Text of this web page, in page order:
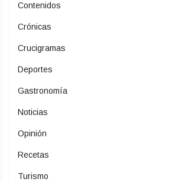
Contenidos
Crónicas
Crucigramas
Deportes
Gastronomía
Noticias
Opinión
Recetas
Turismo